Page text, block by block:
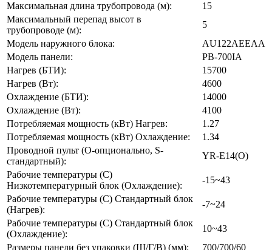
Максимальная длина трубопровода (м):
15
Максимальный перепад высот в
трубопроводе (м):
5
Модель наружного блока:
AU122AEEAA
Модель панели:
PB-700IA
Нагрев (БТИ):
15700
Нагрев (Вт):
4600
Охлаждение (БТИ):
14000
Охлаждение (Вт):
4100
Потребляемая мощность (кВт) Нагрев:
1.27
Потребляемая мощность (кВт) Охлаждение:
1.34
Проводной пульт (О-опционально, S-
стандартный):
YR-E14(O)
Рабочие температуры (С)
Низкотемпературный блок (Охлаждение):
-15~43
Рабочие температуры (С) Стандартный блок
(Нагрев):
-7~24
Рабочие температуры (С) Стандартный блок
(Охлаждение):
10~43
Размеры панели без упаковки (Ш/Г/В) (мм):
700/700/60